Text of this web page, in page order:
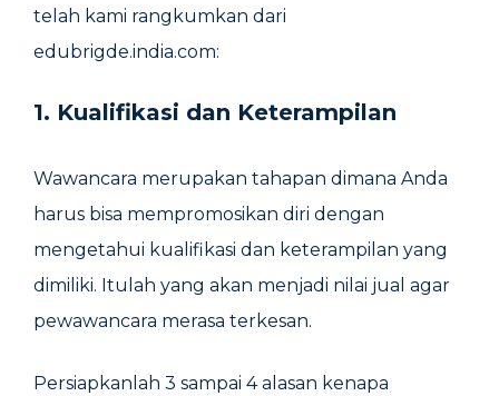
telah kami rangkumkan dari
edubrigde.india.com:
1. Kualifikasi dan Keterampilan
Wawancara merupakan tahapan dimana Anda
harus bisa mempromosikan diri dengan
mengetahui kualifikasi dan keterampilan yang
dimiliki. Itulah yang akan menjadi nilai jual agar
pewawancara merasa terkesan.
Persiapkanlah 3 sampai 4 alasan kenapa